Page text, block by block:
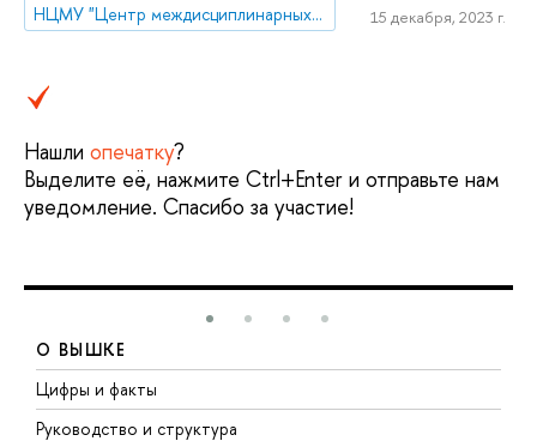
НЦМУ "Центр междисциплинарных исследований человеческого потенциала"
15 декабря, 2023 г.
Нашли опечатку?
Выделите её, нажмите Ctrl+Enter и отправьте нам
уведомление. Спасибо за участие!
О ВЫШКЕ
Цифры и факты
Руководство и структура